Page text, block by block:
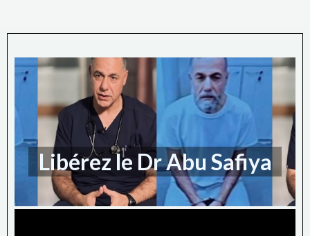
Libérez le Dr Abu Safiya